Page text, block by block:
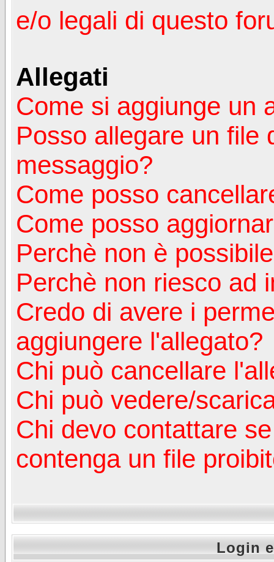
e/o legali di questo
Allegati
Come si aggiunge un
Posso allegare un file
messaggio?
Come posso
Come posso
Perchè non è
Perchè non riesco ad
Credo di avere i
aggiungere l'allegato?
Chi può cancellare
Chi può vedere/
Chi devo contattare
contenga un file
Login